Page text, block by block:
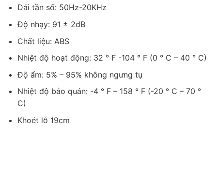
Dải tần số: 50Hz-20KHz
Độ nhạy: 91 ± 2dB
Chất liệu: ABS
Nhiệt độ hoạt động: 32 ° F -104 ° F (0 ° C – 40 ° C)
Độ ẩm: 5% – 95% không ngưng tụ
Nhiệt độ bảo quản: -4 ° F – 158 ° F (-20 ° C – 70 °
C)
Khoét lỗ 19cm